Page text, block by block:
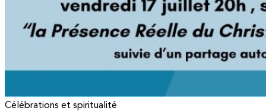
Célébrations et spiritualité